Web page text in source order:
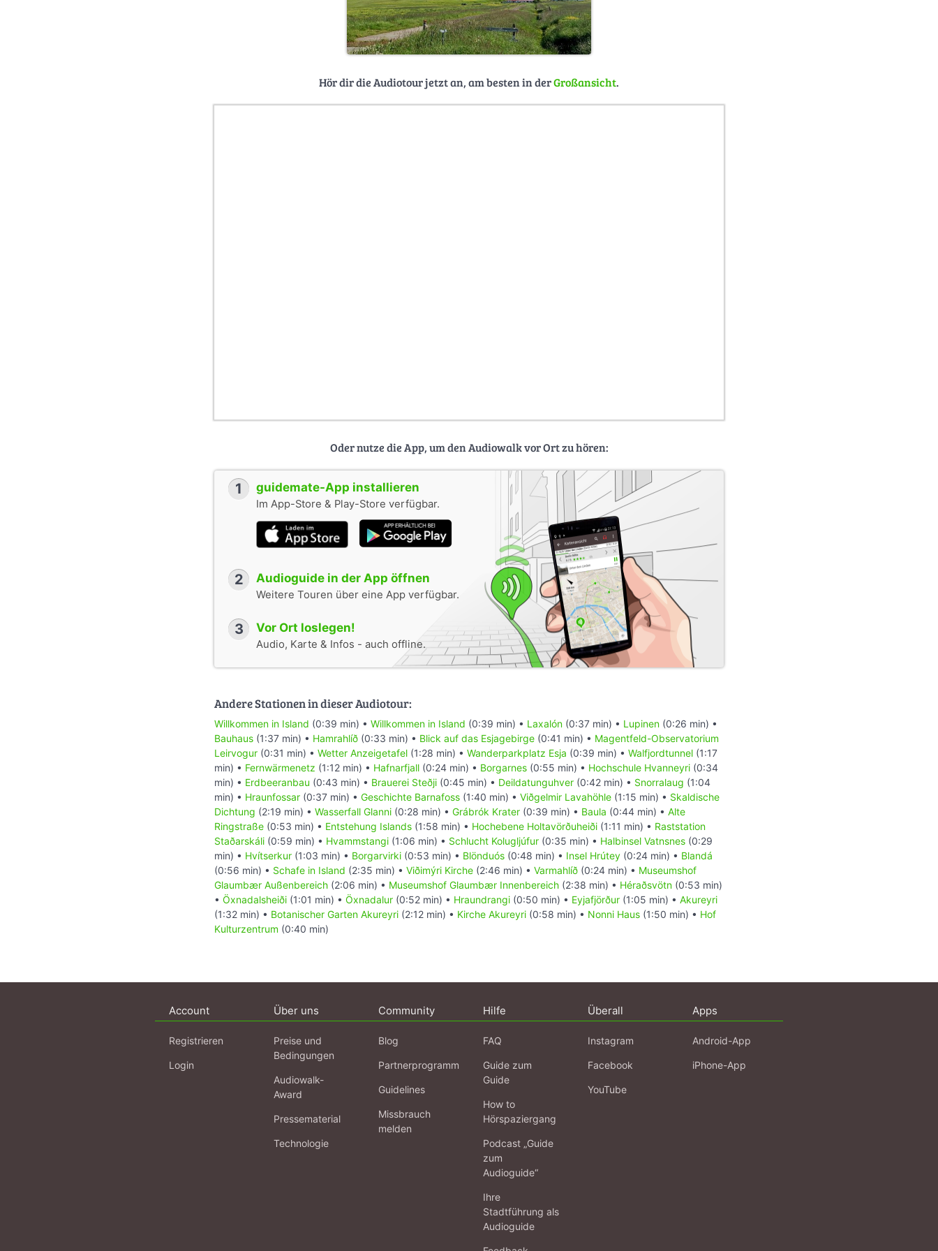
Hör dir die Audiotour jetzt an, am besten in derGroßansicht.
Oder nutze die App, um den Audiowalk vor Ort zu hören:
1 guidemate-App installieren
Im App-Store & Play-Store verfügbar.
2 Audioguide in der App öffnen
Weitere Touren über eine App verfügbar.
3 Vor Ort loslegen!
Audio, Karte & Infos - auch offline.
Andere Stationen in dieser Audiotour:
Willkommen in Island (0:39 min) • Willkommen in Island (0:39 min) • Laxalón (0:37 min) • Lupinen (0:26 min) •
Bauhaus (1:37 min) • Hamrahlíð (0:33 min) • Blick auf das Esjagebirge (0:41 min) • Magentfeld-Observatorium
Leirvogur (0:31 min) • Wetter Anzeigetafel (1:28 min) • Wanderparkplatz Esja (0:39 min) • Walfjordtunnel (1:17
min) • Fernwärmenetz (1:12 min) • Hafnarfjall (0:24 min) • Borgarnes (0:55 min) • Hochschule Hvanneyri (0:34
min) • Erdbeeranbau (0:43 min) • Brauerei Steðji (0:45 min) • Deildatunguhver (0:42 min) • Snorralaug (1:04
min) • Hraunfossar (0:37 min) • Geschichte Barnafoss (1:40 min) • Viðgelmir Lavahöhle (1:15 min) • Skaldische
Dichtung (2:19 min) • Wasserfall Glanni (0:28 min) • Grábrók Krater (0:39 min) • Baula (0:44 min) • Alte
Ringstraße (0:53 min) • Entstehung Islands (1:58 min) • Hochebene Holtavörðuheiði (1:11 min) • Raststation
Staðarskáli (0:59 min) • Hvammstangi (1:06 min) • Schlucht Kolugljúfur (0:35 min) • Halbinsel Vatnsnes (0:29
min) • Hvítserkur (1:03 min) • Borgarvirki (0:53 min) • Blönduós (0:48 min) • Insel Hrútey (0:24 min) • Blandá
(0:56 min) • Schafe in Island (2:35 min) • Viðimýri Kirche (2:46 min) • Varmahlíð (0:24 min) • Museumshof
Glaumbær Außenbereich (2:06 min) • Museumshof Glaumbær Innenbereich (2:38 min) • Héraðsvötn (0:53 min)
• Öxnadalsheiði (1:01 min) • Öxnadalur (0:52 min) • Hraundrangi (0:50 min) • Eyjafjörður (1:05 min) • Akureyri
(1:32 min) • Botanischer Garten Akureyri (2:12 min) • Kirche Akureyri (0:58 min) • Nonni Haus (1:50 min) • Hof
Kulturzentrum (0:40 min)
Account
Registrieren
Login
Über uns
Preise und
Bedingungen
Audiowalk-
Award
Pressematerial
Technologie
Community
Blog
Partnerprogramm
Guidelines
Missbrauch
melden
Hilfe
FAQ
Guide zum
Guide
How to
Hörspaziergang
Podcast „Guide
zum
Audioguide“
Ihre
Stadtführung als
Audioguide
Überall
Instagram
Facebook
YouTube
Apps
Android-App
iPhone-App